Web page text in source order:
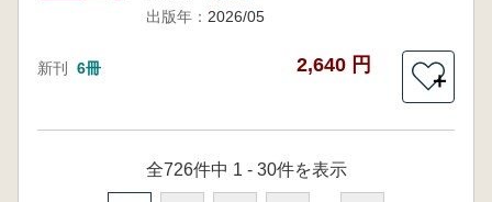
出版年： 2026/05
新刊 6冊 2,640 円
＋
全726件中 1 - 30件を表示